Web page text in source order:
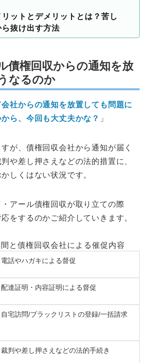
ットとデメリットとは？苦し
抜け出す方法
債権回収からの通知を放
なるのか
社からの通知を放置しても問題に
ら、今回も大丈夫かな？ 」
が、債権回収会社から通知が届く
や差し押さえなどの法的措置に、
しくはない状況です。
アール債権回収が取り立ての際
をするのかご紹介していきます。
と債権回収会社による催促内容
電話やハガキによる督促
配達証明・内容証明による督促
自宅訪問/ブラックリストの登録/一括請求
裁判や差し押さえなどの法的手続き